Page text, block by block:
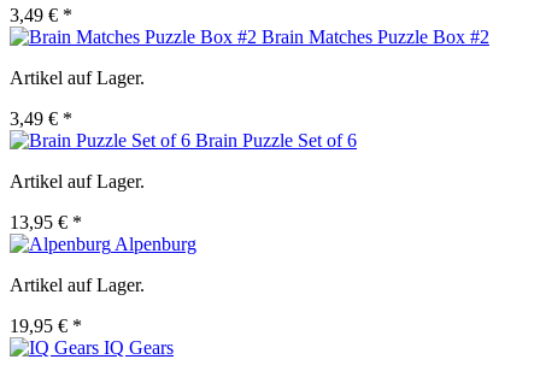
3,49 € *
Brain Matches Puzzle Box #2
Artikel auf Lager.
3,49 € *
Brain Puzzle Set of 6
Artikel auf Lager.
13,95 € *
Alpenburg
Artikel auf Lager.
19,95 € *
IQ Gears